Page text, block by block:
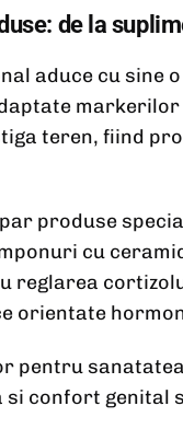
de la
aduce cu sine
teren, fiind
produse
cu
reglarea
orientate
pentru
si confort genital